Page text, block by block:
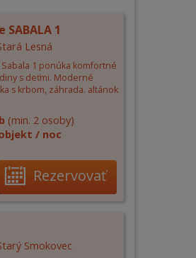
SABALA 1
Lesná
1 ponúka komfortné
s deťmi. Moderné
s krbom, záhrada. altánok
(min. 2 osoby)
/ noc
Rezervovať
Smokovec